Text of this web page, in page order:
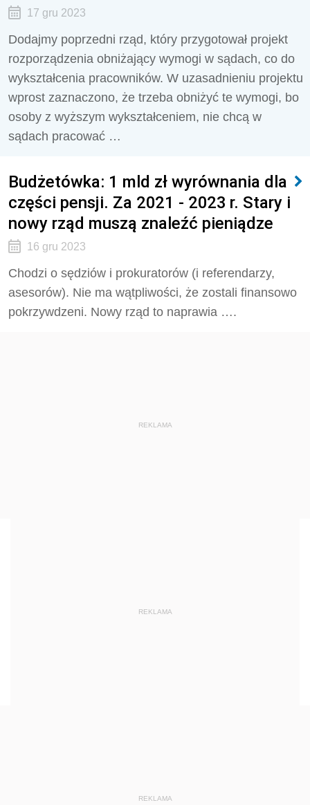
17 gru 2023
Dodajmy poprzedni rząd, który przygotował projekt
rozporządzenia obniżający wymogi w sądach, co do
wykształcenia pracowników. W uzasadnieniu projektu
wprost zaznaczono, że trzeba obniżyć te wymogi, bo
osoby z wyższym wykształceniem, nie chcą w
sądach pracować …
Budżetówka: 1 mld zł wyrównania dla
części pensji. Za 2021 - 2023 r. Stary i
nowy rząd muszą znaleźć pieniądze
16 gru 2023
Chodzi o sędziów i prokuratorów (i referendarzy,
asesorów). Nie ma wątpliwości, że zostali finansowo
pokrzywdzeni. Nowy rząd to naprawia ….
REKLAMA
REKLAMA
REKLAMA